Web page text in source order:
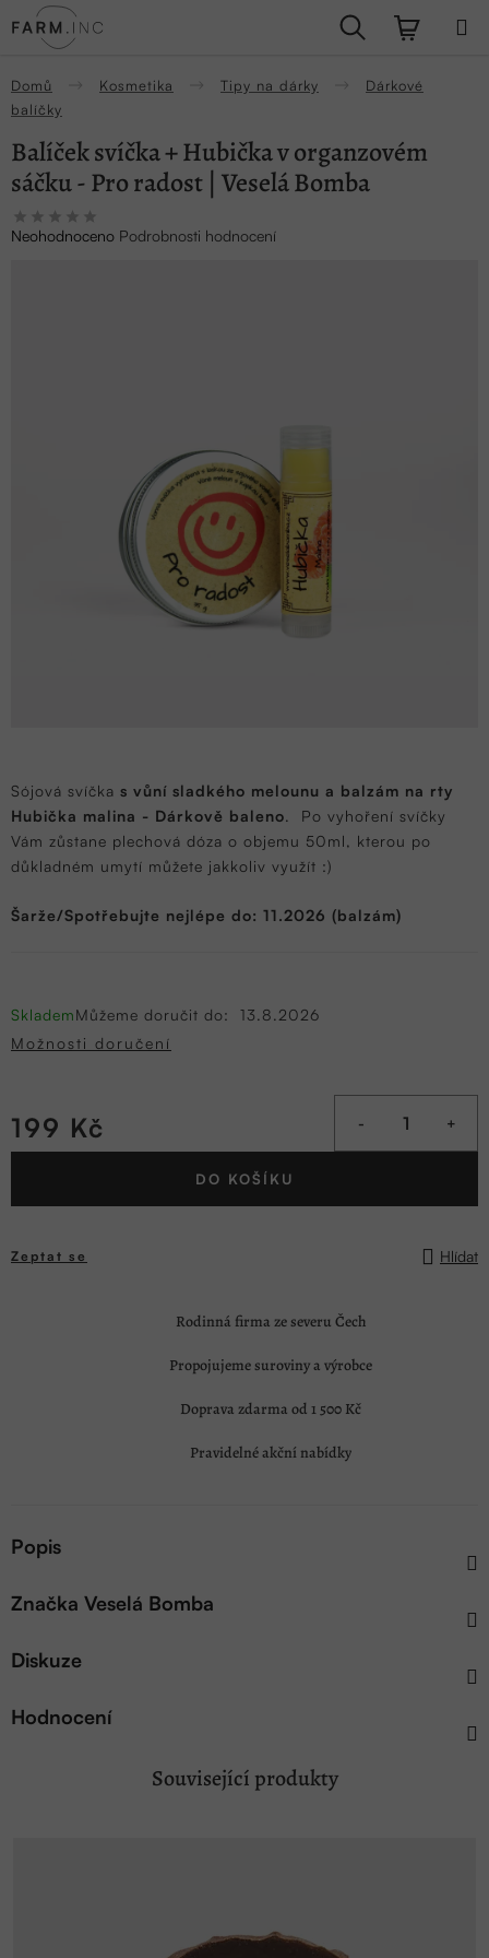
na
Hledat
Domů Kosmetika Tipy na dárky
Dárkové
balíčky
Sójová svíčka s vůní sladkého melounu a balzám na rty
Hubička malina - Dárkově baleno. Po vyhoření svíčky
Vám zůstane plechová dóza o objemu 50ml, kterou po
důkladném umytí můžete jakkoliv využít :)
Šarže/Spotřebujte nejlépe do: 11.2026 (balzám)
SklademMůžeme doručit do:
13.8.2026
Možnosti doručení
199 Kč
Měrná
DO KOŠÍKU
Zeptat se Hlídat
Balíček svíčka + Hubička v organzovém
sáčku - Pro radost | Veselá Bomba
Průměrné
hodnocení
Neohodnoceno Podrobnosti hodnocení
Rodinná firma ze severu Čech
Propojujeme suroviny a výrobce
Doprava zdarma od 1 500 Kč
Pravidelné akční nabídky
Popis
Značka Veselá Bomba
Diskuze
Hodnocení
Související produkty